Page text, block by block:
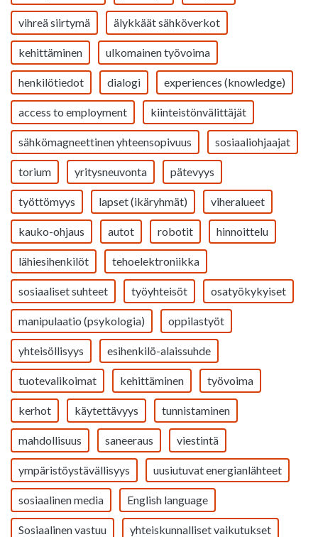
vihreä siirtymä älykkäät sähköverkot
kehittäminen ulkomainen työvoima
henkilötiedot dialogi experiences (knowledge)
access to employment kiinteistönvälittäjät
sähkömagneettinen yhteensopivuus sosiaaliohjaajat
torium yritysneuvonta pätevyys
työttömyys lapset (ikäryhmät) viheralueet
kauko-ohjaus autot robotit hinnoittelu
lähiesihenkilöt tehoelektroniikka
sosiaaliset suhteet työyhteisöt osatyökykyiset
manipulaatio (psykologia) oppilastyöt
yhteisöllisyys esihenkilö-alaissuhde
tuotevalikoimat kehittäminen työvoima
kerhot käytettävyys tunnistaminen
mahdollisuus saneeraus viestintä
ympäristöystävällisyys uusiutuvat energianlähteet
sosiaalinen media English language
Sosiaalinen vastuu yhteiskunnalliset vaikutukset